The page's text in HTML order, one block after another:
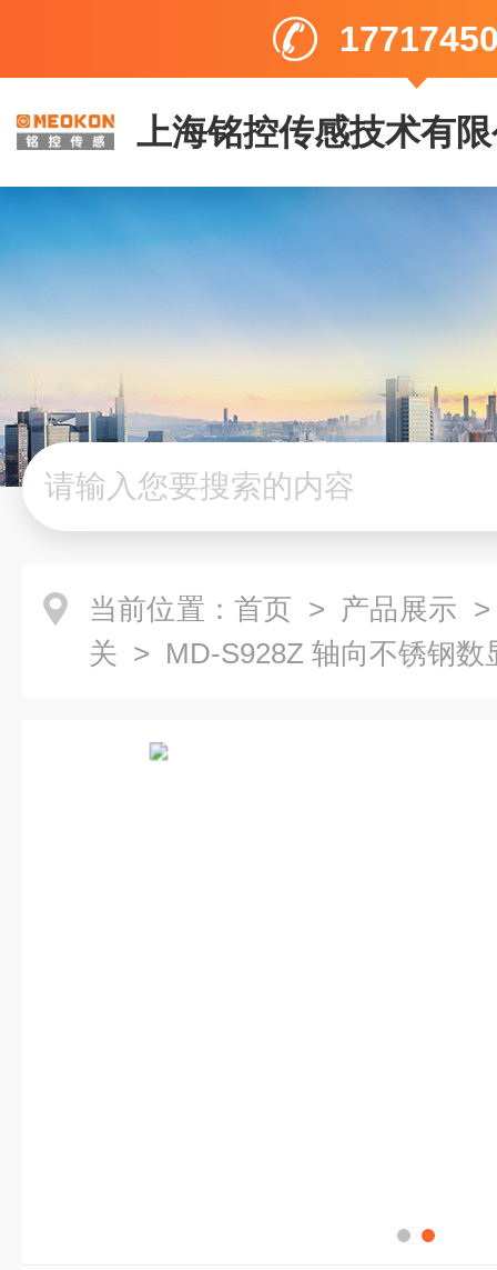
上海铭控传感技术有
当前位置： 首页 > 产品展示
关 > MD-S928Z 轴向不锈钢数